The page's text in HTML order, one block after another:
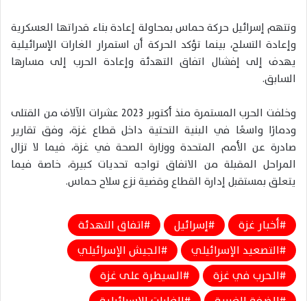
وتتهم إسرائيل حركة حماس بمحاولة إعادة بناء قدراتها العسكرية
وإعادة التسلح، بينما تؤكد الحركة أن استمرار الغارات الإسرائيلية
يهدف إلى إفشال اتفاق التهدئة وإعادة الحرب إلى مسارها
السابق.
وخلفت الحرب المستمرة منذ أكتوبر 2023 عشرات الآلاف من القتلى
ودمارًا واسعًا في البنية التحتية داخل قطاع غزة، وفق تقارير
صادرة عن الأمم المتحدة ووزارة الصحة في غزة، فيما لا تزال
المراحل المقبلة من الاتفاق تواجه تحديات كبيرة، خاصة فيما
يتعلق بمستقبل إدارة القطاع وقضية نزع سلاح حماس.
أخبار غزة إسرائيل
اتفاق التهدئة
التصعيد الإسرائيلي
الجيش الإسرائيلي
الحرب في غزة
السيطرة على غزة